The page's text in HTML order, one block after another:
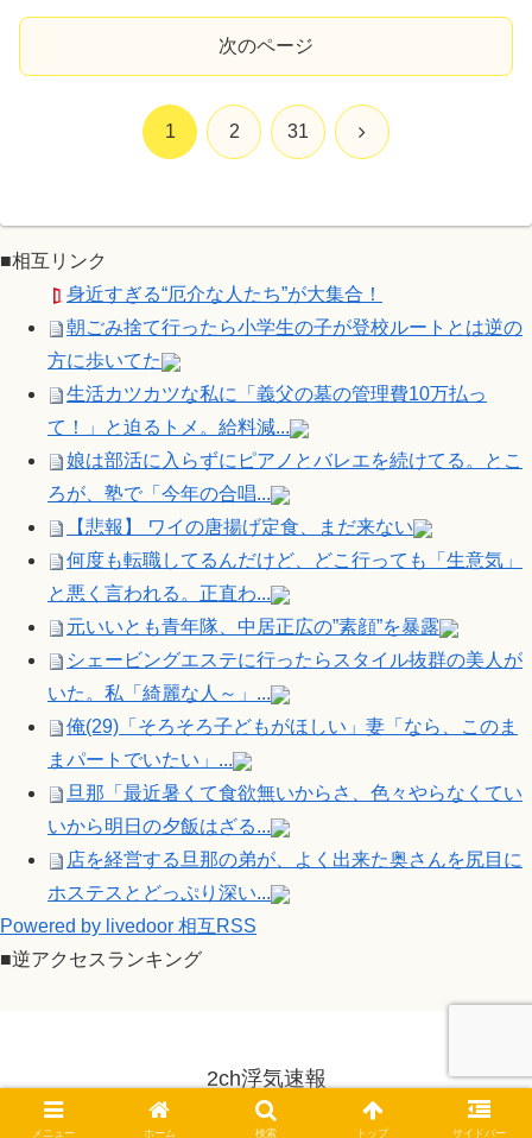
次のページ
1 2 31 次
■相互リンク
身近すぎる“厄介な人たち”が大集合！
朝ごみ捨て行ったら小学生の子が登校ルートとは逆の
方に歩いてた
生活カツカツな私に「義父の墓の管理費10万払っ
て！」と迫るトメ。給料減...
娘は部活に入らずにピアノとバレエを続けてる。とこ
ろが、塾で「今年の合唱...
【悲報】 ワイの唐揚げ定食、まだ来ない
何度も転職してるんだけど、どこ行っても「生意気」
と悪く言われる。正直わ...
元いいとも青年隊、中居正広の”素顔”を暴露
シェービングエステに行ったらスタイル抜群の美人が
いた。私「綺麗な人～」...
俺(29)「そろそろ子どもがほしい」妻「なら、このま
まパートでいたい」...
旦那「最近暑くて食欲無いからさ、色々やらなくてい
いから明日の夕飯はざる...
店を経営する旦那の弟が、よく出来た奥さんを尻目に
ホステスとどっぷり深い...
Powered by livedoor 相互RSS
■逆アクセスランキング
2ch浮気速報
© 2014-2026 2ch浮気速報.
メニュー ホーム 検索 トップ サイドバー